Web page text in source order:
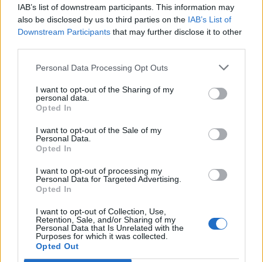
IAB’s list of downstream participants. This information may
also be disclosed by us to third parties on the IAB’s List of
Downstream Participants that may further disclose it to other
Personal Data Processing Opt Outs
I want to opt-out of the Sharing of my
personal data.
Opted In
I want to opt-out of the Sale of my
Personal Data.
Opted In
I want to opt-out of processing my
Personal Data for Targeted Advertising.
Opted In
I want to opt-out of Collection, Use,
Retention, Sale, and/or Sharing of my
Personal Data that Is Unrelated with the
Purposes for which it was collected.
Opted Out
«Νήσος Ρόδος» μέσα σε δύο
Μετά το περιστατικό της
Μυτιλήνης στις 3 Ιουνίου, ανάλογο
συμβάν καταγράφηκε κατά την
του Ηρακλείου
ΑΤΖΕΝΤΑ
«Ο Μύθος της Νυφίδας»
ζωντανεύει δίπλα στη θάλασσα
Θεατρικό δρώμενο αφιερωμένο
στην παράδοση και την πολιτιστική
κληρονομιά της περιοχής την
Παρασκευή 7 Αυγούστου
ΧΩΡΙΑ